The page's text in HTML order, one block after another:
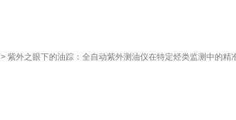
> 紫外之眼下的油踪：全自动紫外测油仪在特定烃类监测中的精